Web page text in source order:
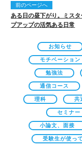
前のページへ
ある日の昼下がり。ミスタ
プアップの活気ある日常
お知らせ
モチベーション
勉強法
通信コース
理科 共
セミナー
小論文、面接
受験生が使っ